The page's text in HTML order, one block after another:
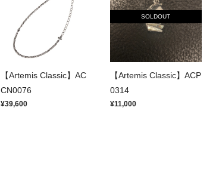
【Artemis Classic】AC
CN0076
¥39,600
SOLDOUT
【Artemis Classic】ACP
0314
¥11,000